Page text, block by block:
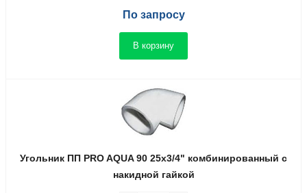
По запросу
В корзину
Угольник ПП PRO AQUA 90 25x3/4" комбинированный с
накидной гайкой